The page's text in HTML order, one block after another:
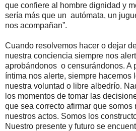
que confiere al hombre dignidad y
sería más que un autómata, un
nos acompañan”.
Cuando resolvemos hacer o dejar
nuestra conciencia siempre nos
aprobándonos o censurándonos. A
íntima nos alerte, siempre hacemos
nuestra voluntad o libre albedrío.
los momentos de tomar las
que sea correcto afirmar que somos
nuestros actos. Somos los
Nuestro presente y futuro se